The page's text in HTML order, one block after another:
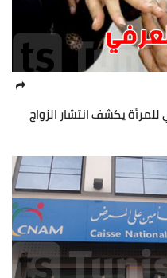
للمرأة يكشف انتشار الزواج